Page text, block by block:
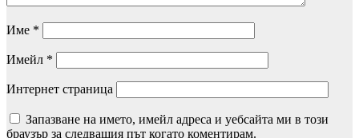
Име *
Имейл *
Интернет страница
Запазване на името, имейл адреса и уебсайта ми в този
браузър за следващия път когато коментирам.